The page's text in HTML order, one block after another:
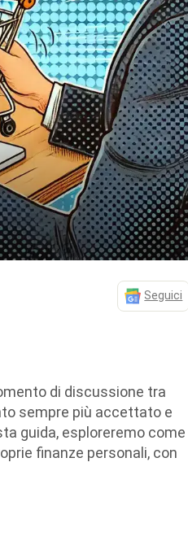
Seguici
di discussione tra
sempre più accettato e
guida, esploreremo come
finanze personali, con